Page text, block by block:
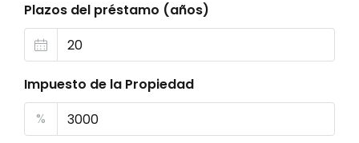
Plazos del préstamo (años)
Impuesto de la Propiedad
%